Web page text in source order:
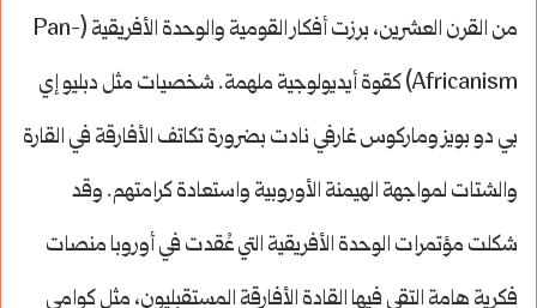
من القرن العشرين، برزت أفكار القومية والوحدة الأفريقية (Pan-
Africanism) كقوة أيديولوجية ملهمة. شخصيات مثل دبليو إي
بي دو بويز وماركوس غارفي نادت بضرورة تكاتف الأفارقة في القارة
والشتات لمواجهة الهيمنة الأوروبية واستعادة كرامتهم. وقد
شكلت مؤتمرات الوحدة الأفريقية التي عُقدت في أوروبا منصات
فكرية هامة التقى فيها القادة الأفارقة المستقبليون، مثل كوامي